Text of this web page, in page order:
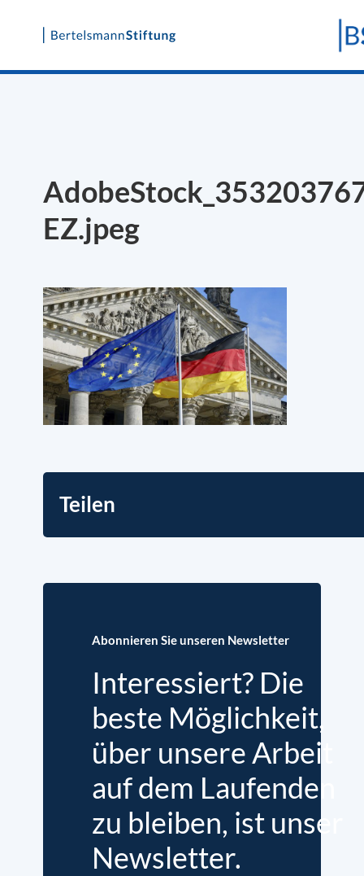
Skip
EZ.jpeg
Teilen
Abonnieren Sie unseren Newsletter
Interessiert? Die
beste Möglichkeit,
über unsere Arbeit
auf dem Laufenden
zu bleiben, ist unser
Newsletter.